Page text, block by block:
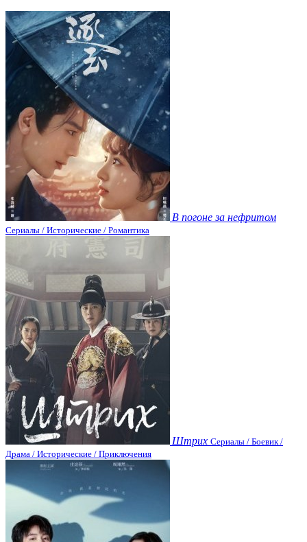
В погоне за нефритом
Сериалы / Исторические / Романтика
Штрих Сериалы / Боевик /
Драма / Исторические / Приключения